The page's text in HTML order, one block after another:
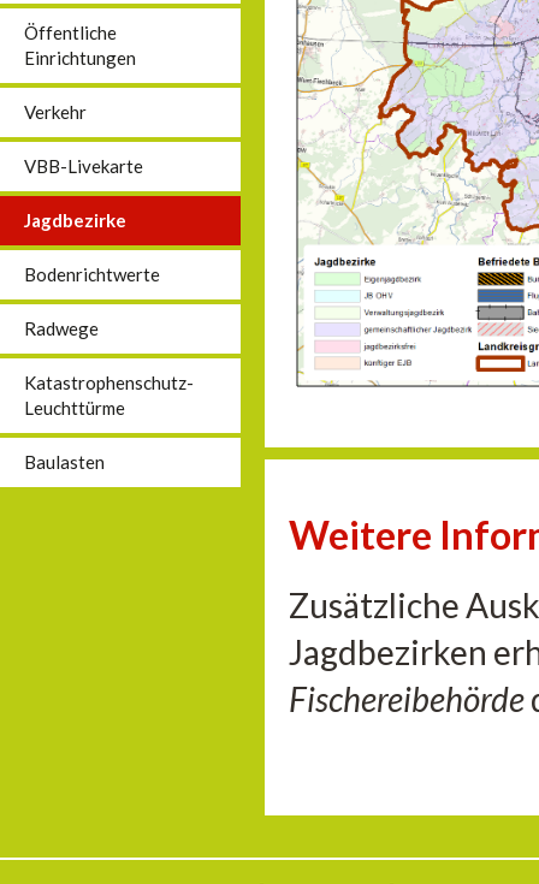
Öffentliche
Einrichtungen
Verkehr
VBB-Livekarte
Jagdbezirke
Bodenrichtwerte
Radwege
Katastrophenschutz-
Leuchttürme
Baulasten
Weitere
Zusätzliche
Jagdbezirken
Fischereibehörde